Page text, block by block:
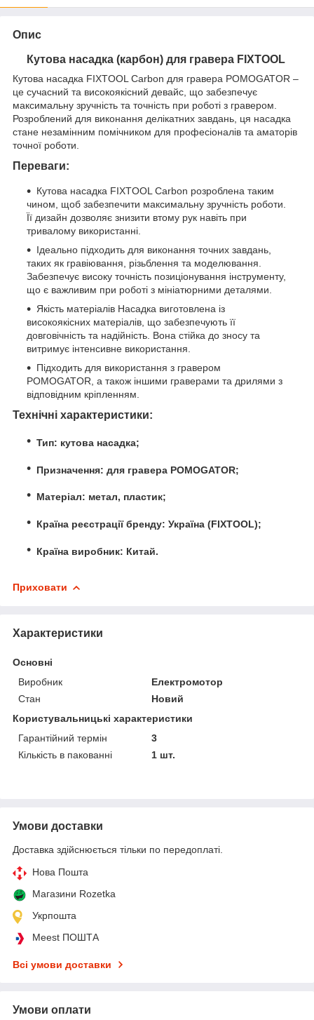
Опис
Кутова насадка (карбон) для гравера FIXTOOL
Кутова насадка FIXTOOL Carbon для гравера POMOGATOR –
це сучасний та високоякісний девайс, що забезпечує
максимальну зручність та точність при роботі з гравером.
Розроблений для виконання делікатних завдань, ця насадка
стане незамінним помічником для професіоналів та аматорів
точної роботи.
Переваги:
Кутова насадка FIXTOOL Carbon розроблена таким
чином, щоб забезпечити максимальну зручність роботи.
Її дизайн дозволяє знизити втому рук навіть при
тривалому використанні.
Ідеально підходить для виконання точних завдань,
таких як гравіювання, різьблення та моделювання.
Забезпечує високу точність позиціонування інструменту,
що є важливим при роботі з мініатюрними деталями.
Якість матеріалів Насадка виготовлена із
високоякісних матеріалів, що забезпечують її
довговічність та надійність. Вона стійка до зносу та
витримує інтенсивне використання.
Підходить для використання з гравером
POMOGATOR, а також іншими граверами та дрилями з
відповідним кріпленням.
Технічні характеристики:
Тип: кутова насадка;
Призначення: для гравера POMOGATOR;
Матеріал: метал, пластик;
Країна реєстрації бренду: Україна (FIXTOOL);
Країна виробник: Китай.
Приховати
Характеристики
Основні
Виробник
Електромотор
Стан
Новий
Користувальницькі характеристики
Гарантійний термін
3
Кількість в пакованні
1 шт.
Умови доставки
Доставка здійснюється тільки по передоплаті.
Нова Пошта
Магазини Rozetka
Укрпошта
Meest ПОШТА
Всі умови доставки
Умови оплати